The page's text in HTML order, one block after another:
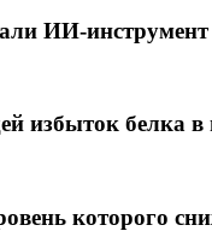
ИИ-
избыток белка в
которого